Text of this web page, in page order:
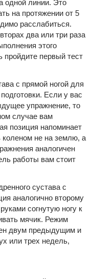
одной линии. Это
на протяжении от 5
расслабиться.
два или три раза
этого
пройдите первый тест
с прямой ногой для
Если у вас
упражнение, то
случае вам
позиция напоминает
не на землю, а
аналогичен
работы вам стоит
сустава с
аналогично второму
согнутую ногу к
мячик. Режим
двум предыдущим и
или трех недель,